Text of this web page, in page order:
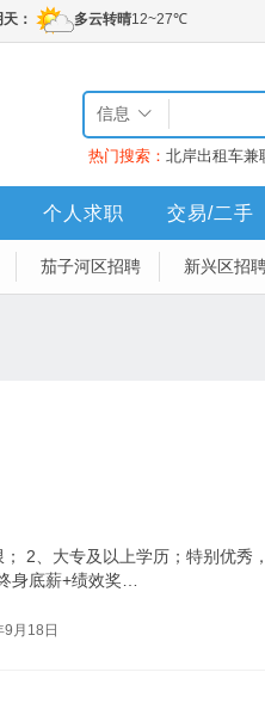
信息
热门搜索： 北岸出租车兼
个人求职 交易/二手
茄子河区招聘 新兴区招
2、大专及以上学历；特别优秀
身底薪+绩效奖…
月18日